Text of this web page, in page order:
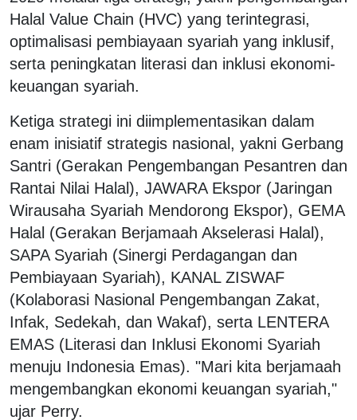
Halal Value Chain (HVC) yang terintegrasi,
optimalisasi pembiayaan syariah yang inklusif,
serta peningkatan literasi dan inklusi ekonomi-
keuangan syariah.
Ketiga strategi ini diimplementasikan dalam
enam inisiatif strategis nasional, yakni Gerbang
Santri (Gerakan Pengembangan Pesantren dan
Rantai Nilai Halal), JAWARA Ekspor (Jaringan
Wirausaha Syariah Mendorong Ekspor), GEMA
Halal (Gerakan Berjamaah Akselerasi Halal),
SAPA Syariah (Sinergi Perdagangan dan
Pembiayaan Syariah), KANAL ZISWAF
(Kolaborasi Nasional Pengembangan Zakat,
Infak, Sedekah, dan Wakaf), serta LENTERA
EMAS (Literasi dan Inklusi Ekonomi Syariah
menuju Indonesia Emas). "Mari kita berjamaah
mengembangkan ekonomi keuangan syariah,"
ujar Perry.